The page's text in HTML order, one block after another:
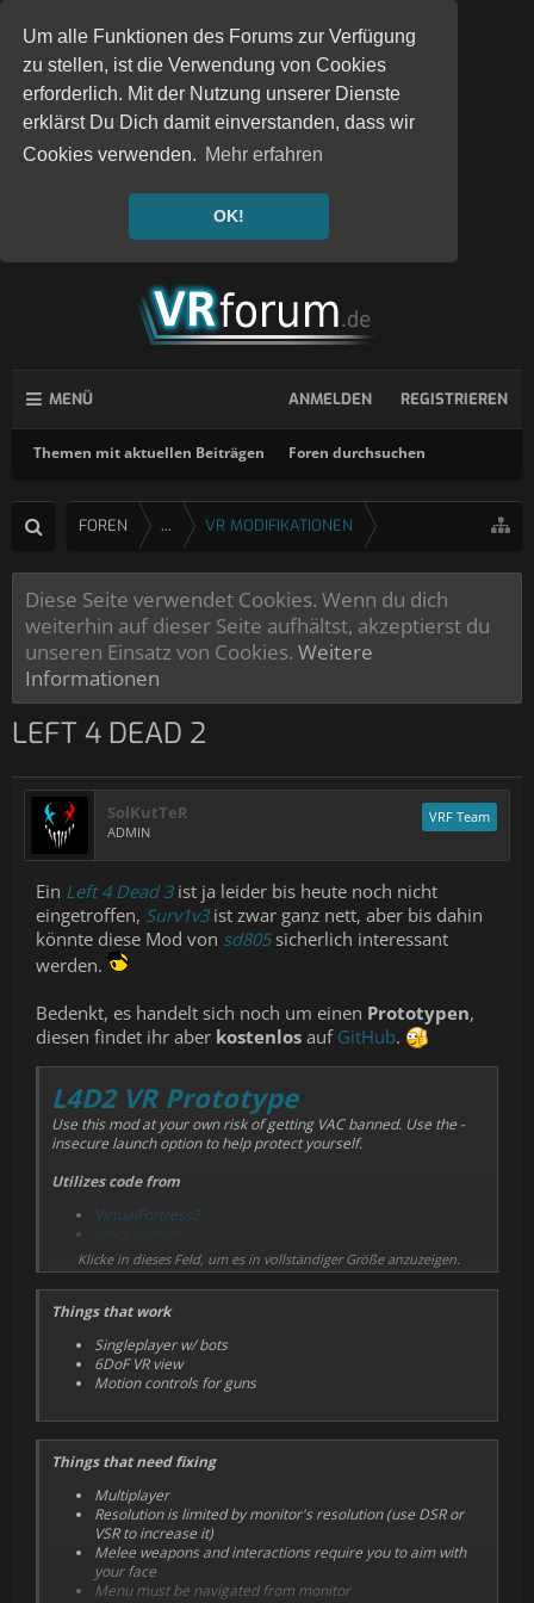
Um alle Funktionen des Forums zur Verfügung
zu stellen, ist die Verwendung von Cookies
erforderlich. Mit der Nutzung unserer Dienste
erklärst Du Dich damit einverstanden, dass wir
Cookies verwenden. Mehr erfahren
OK!
MENÜ
Themen mit aktuellen Beiträgen Foren durchsuchen
ANMELDEN REGISTRIEREN
FOREN ... VR MODIFIKATIONEN
Diese Seite verwendet Cookies. Wenn du dich
weiterhin auf dieser Seite aufhältst, akzeptierst du
unseren Einsatz von Cookies. Weitere
Informationen
LEFT 4 DEAD 2
SolKutTeR
ADMIN
VRF Team
Ein Left 4 Dead 3ist ja leider bis heute noch nicht
eingetroffen, Surv1v3 ist zwar ganz nett, aber bis dahin
könnte diese Mod von sd805 sicherlich interessant
werden.
Bedenkt, es handelt sich noch um einen Prototypen,
diesen findet ihr aber kostenlos auf GitHub.
L4D2 VR Prototype
Use this mod at your own risk of getting VAC banned. Use the -
insecure launch option to help protect yourself.
Utilizes code from
VirtualFortress2
neun-auf-zwoelf
source-sdk-2013
Klicke in dieses Feld, um es in vollständiger Größe anzuzeigen.
Things that work
Singleplayer w/ bots
6DoF VR view
Motion controls for guns
Things that need fixing
Multiplayer
Resolution is limited by monitor's resolution (use DSR or
VSR to increase it)
Melee weapons and interactions require you to aim with
your face
Menu must be navigated from monitor